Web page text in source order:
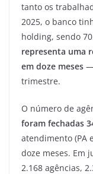
tanto os
2025, o banco
holding, sendo
representa uma
em doze meses —
trimestre.
O número de
foram fechadas
atendimento (PA
doze meses. Em
2.168 agências,